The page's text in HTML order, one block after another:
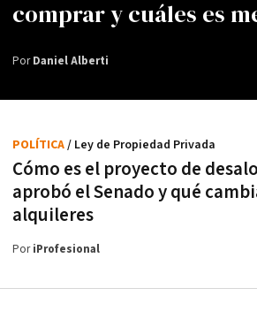
comprar y cuáles es
PorDaniel Alberti
Cómo es el proyecto de
aprobó el Senado y qué
alquileres
POLÍTICA/ Ley de Propiedad Privada
PoriProfesional